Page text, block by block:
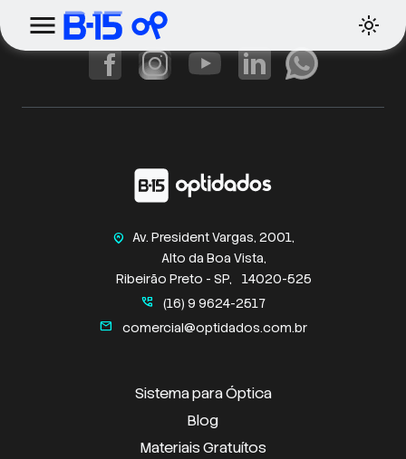
home_pin
Av. President Vargas, 2001,
Alto da Boa Vista,
Ribeirão Preto - SP,
14020-525
perm_phone_msg (16) 9 9624-2517
mail comercial@optidados.com.br
Sistema para Óptica
Blog
Materiais Gratuítos